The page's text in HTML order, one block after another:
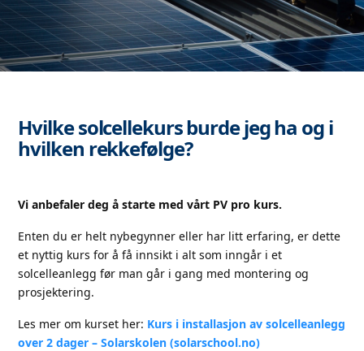
Hvilke solcellekurs burde jeg ha og i
hvilken rekkefølge?
Vi anbefaler deg å starte med vårt PV pro kurs.
Enten du er helt nybegynner eller har litt erfaring, er dette
et nyttig kurs for å få innsikt i alt som inngår i et
solcelleanlegg før man går i gang med montering og
prosjektering.
Les mer om kurset her: Kurs i installasjon av solcelleanlegg
over 2 dager – Solarskolen (solarschool.no)